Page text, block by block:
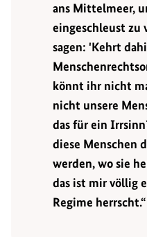
ans Mittelmeer,
eingeschleust zu
sagen: 'Kehrt
könnt ihr nicht
nicht unsere
das für ein
diese Menschen
werden, wo sie
das ist mir völlig
Regime herrscht.“